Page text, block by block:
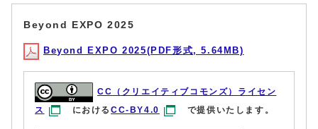
Beyond EXPO 2025
Beyond EXPO 2025(PDF形式, 5.64MB)
CC（クリエイティブコモンズ）ライセン
ス
におけるCC-BY4.0 で提供いたします。